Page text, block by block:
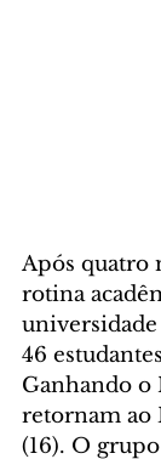
Após quatro
rotina
46
Ganhando
retornam ao
(16). O